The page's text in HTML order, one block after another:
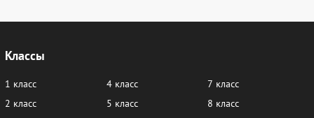
Классы
1 класс
2 класс
4 класс
5 класс
7 класс
8 класс